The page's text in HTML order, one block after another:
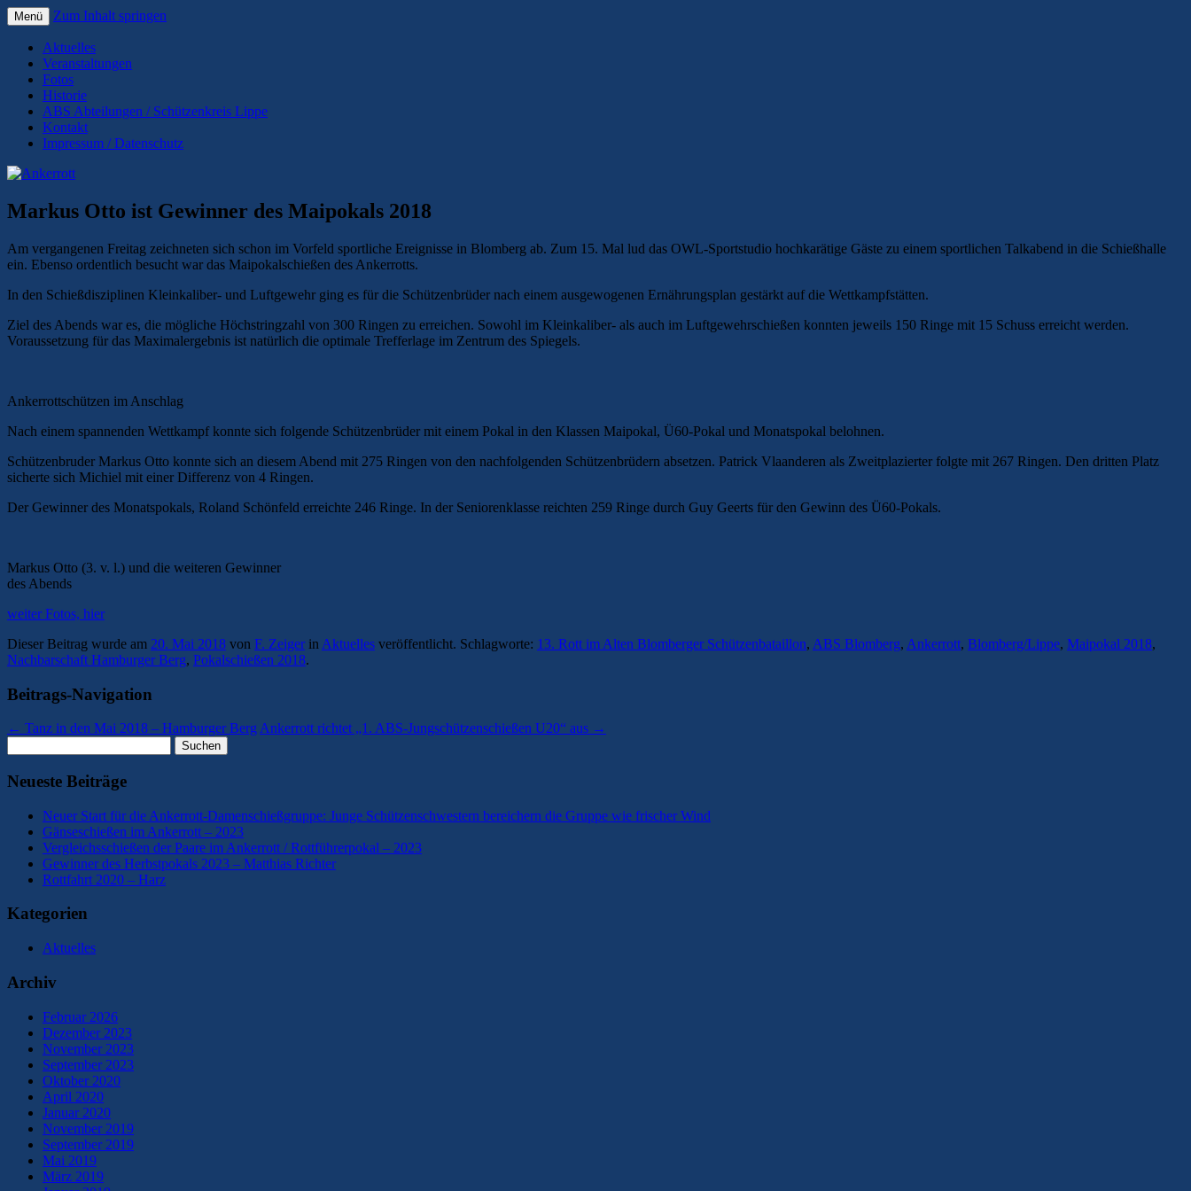
Ankerrott
Menü Zum Inhalt springen
Aktuelles
Veranstaltungen
Fotos
Historie
ABS Abteilungen / Schützenkreis Lippe
Kontakt
Impressum / Datenschutz
Markus Otto ist Gewinner des Maipokals 2018
Am vergangenen Freitag zeichneten sich schon im Vorfeld sportliche Ereignisse in Blomberg ab. Zum 15. Mal lud das OWL-Sportstudio hochkarätige Gäste zu einem sportlichen Talkabend in die Schießhalle
ein. Ebenso ordentlich besucht war das Maipokalschießen des Ankerrotts.
In den Schießdisziplinen Kleinkaliber- und Luftgewehr ging es für die Schützenbrüder nach einem ausgewogenen Ernährungsplan gestärkt auf die Wettkampfstätten.
Ziel des Abends war es, die mögliche Höchstringzahl von 300 Ringen zu erreichen. Sowohl im Kleinkaliber- als auch im Luftgewehrschießen konnten jeweils 150 Ringe mit 15 Schuss erreicht werden.
Voraussetzung für das Maximalergebnis ist natürlich die optimale Trefferlage im Zentrum des Spiegels.
Ankerrottschützen im Anschlag
Nach einem spannenden Wettkampf konnte sich folgende Schützenbrüder mit einem Pokal in den Klassen Maipokal, Ü60-Pokal und Monatspokal belohnen.
Schützenbruder Markus Otto konnte sich an diesem Abend mit 275 Ringen von den nachfolgenden Schützenbrüdern absetzen. Patrick Vlaanderen als Zweitplazierter folgte mit 267 Ringen. Den dritten Platz
sicherte sich Michiel mit einer Differenz von 4 Ringen.
Der Gewinner des Monatspokals, Roland Schönfeld erreichte 246 Ringe. In der Seniorenklasse reichten 259 Ringe durch Guy Geerts für den Gewinn des Ü60-Pokals.
Markus Otto (3. v. l.) und die weiteren Gewinner
des Abends
weiter Fotos, hier
Dieser Beitrag wurde am 20. Mai 2018 von F. Zeigerin Aktuelles veröffentlicht. Schlagworte: 13. Rott im Alten Blomberger Schützenbataillon, ABS Blomberg, Ankerrott, Blomberg/Lippe, Maipokal 2018,
Nachbarschaft Hamburger Berg, Pokalschießen 2018.
Beitrags-Navigation
← Tanz in den Mai 2018 – Hamburger Berg Ankerrott richtet „1. ABS-Jungschützenschießen U20“ aus →
nach:
Neueste Beiträge
Neuer Start für die Ankerrott-Damenschießgruppe: Junge Schützenschwestern bereichern die Gruppe wie frischer Wind
Gänseschießen im Ankerrott – 2023
Vergleichsschießen der Paare im Ankerrott / Rottführerpokal – 2023
Gewinner des Herbstpokals 2023 – Matthias Richter
Rottfahrt 2020 – Harz
Kategorien
Aktuelles
Archiv
Februar 2026
Dezember 2023
November 2023
September 2023
Oktober 2020
April 2020
Januar 2020
November 2019
September 2019
Mai 2019
März 2019